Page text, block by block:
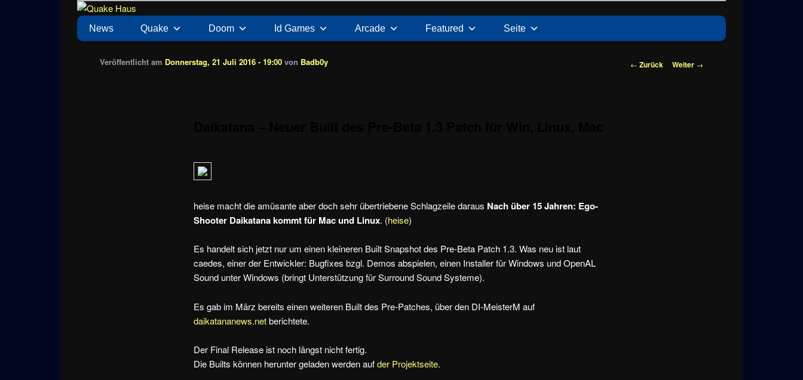
Quake Haus
News zu Quake, Doom, FPS, Arcade
Hauptmenü
News Quake Doom Id Games Arcade Featured Seite
Beitragsnavigation
← Zurück Weiter →
Veröffentlicht am Donnerstag, 21 Juli 2016 - 19:00 von Badb0y
heise macht die amüsante aber doch sehr übertriebene Schlagzeile daraus Nach über 15 Jahren: Ego-
Shooter Daikatana kommt für Mac und Linux. (heise)
Es handelt sich jetzt nur um einen kleineren Built Snapshot des Pre-Beta Patch 1.3. Was neu ist laut
caedes, einer der Entwickler: Bugfixes bzgl. Demos abspielen, einen Installer für Windows und OpenAL
Sound unter Windows (bringt Unterstützung für Surround Sound Systeme).
Es gab im März bereits einen weiteren Built des Pre-Patches, über den DI-MeisterM auf
daikatananews.netberichtete.
Der Final Release ist noch längst nicht fertig.
Die Builts können herunter geladen werden aufder Projektseite.